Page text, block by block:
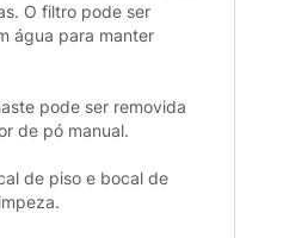
O filtro pode ser
água para manter
pode ser removida
de pó manual.
de piso e bocal de